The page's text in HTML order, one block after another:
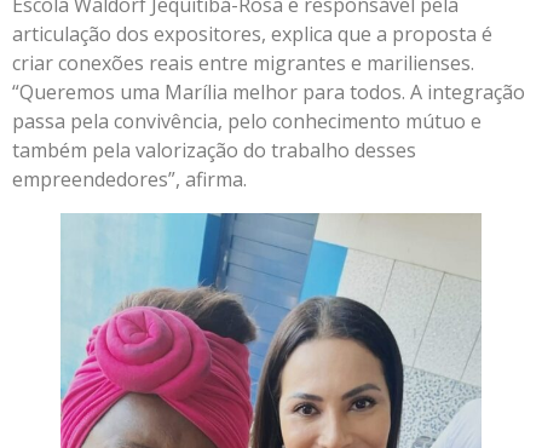
Escola Waldorf Jequitibá-Rosa e responsável pela
articulação dos expositores, explica que a proposta é
criar conexões reais entre migrantes e marilienses.
“Queremos uma Marília melhor para todos. A integração
passa pela convivência, pelo conhecimento mútuo e
também pela valorização do trabalho desses
empreendedores”, afirma.